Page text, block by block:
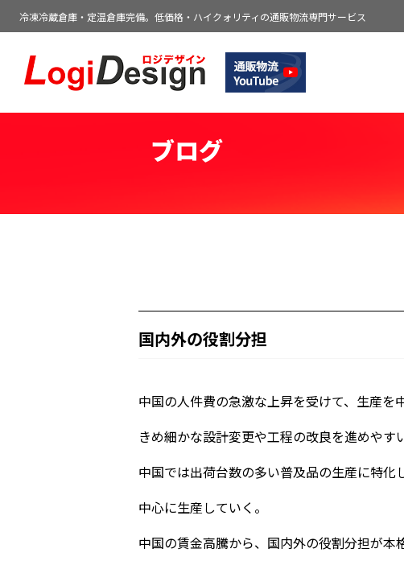
冷凍冷蔵倉庫・定温倉庫完備。低価格・ハイクォリティの通販物流専門サービス
通販物流専門 低価格・発送代行のロジデザイン
ブログ
国内外の役割分担
中国の人件費の急激な上昇を受けて、生産を
きめ細かな設計変更や工程の改良を進めやす
中国では出荷台数の多い普及品の生産に特化
中心に生産していく。
中国の賃金高騰から、国内外の役割分担が本